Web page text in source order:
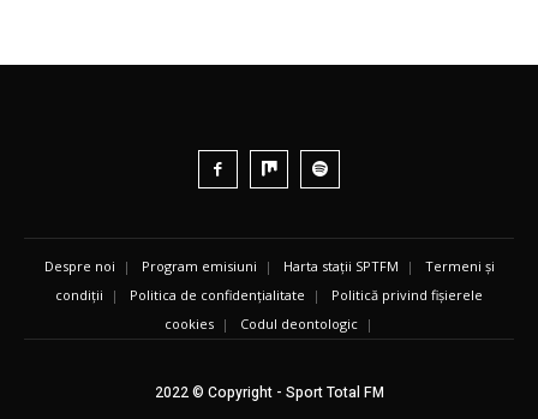
Despre noi | Program emisiuni | Harta stații SPTFM | Termeni și
condiții | Politica de confidențialitate | Politică privind fișierele
cookies | Codul deontologic |
2022 © Copyright - Sport Total FM